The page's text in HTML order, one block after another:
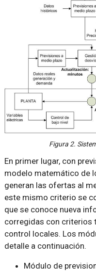
Figura 2.
En primer lugar, con
modelo matemático de
generan las ofertas al
este mismo criterio se
que se conoce nueva
corregidas con criterios
control locales. Los
detalle a continuación.
Módulo de